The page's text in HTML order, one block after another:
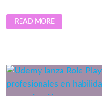
NUBIAMÉXICO
CELEBRA
LA
NEO
3
EDICIÓN
FREE
READ MORE